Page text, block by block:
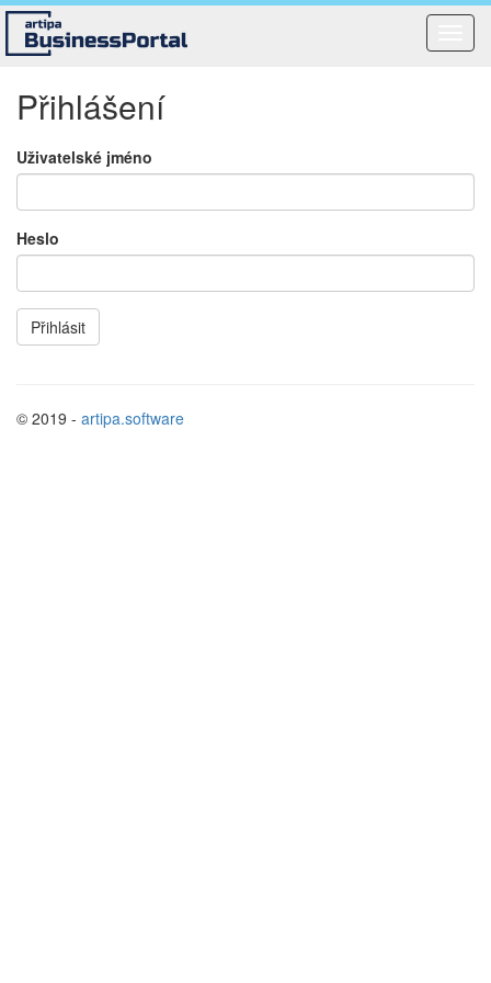
Přihlášení
Uživatelské jméno
Heslo
Přihlásit
© 2019 - artipa.software